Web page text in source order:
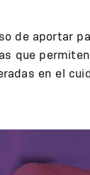
de aportar
que
en el